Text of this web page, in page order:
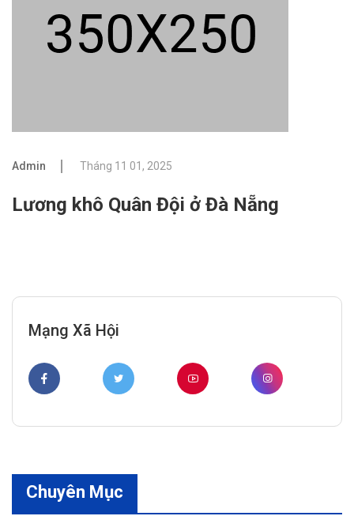
Admin Tháng 11 01, 2025
Lương khô Quân Đội ở Đà Nẵng
Mạng Xã Hội
Chuyên Mục